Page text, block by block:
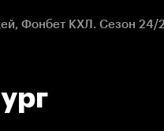
Фонбет КХЛ. Сезон 24/